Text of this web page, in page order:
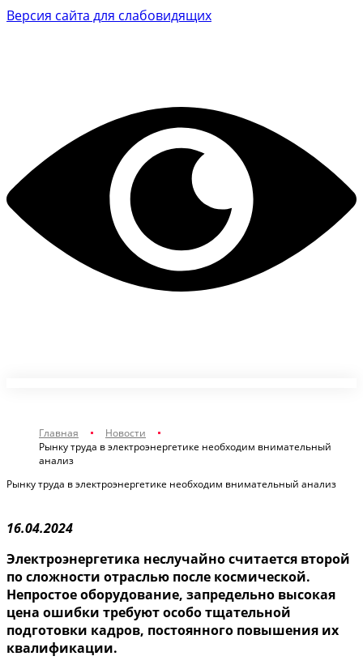
Версия сайта для слабовидящих
Главная
Новости
Рынку труда в электроэнергетике необходим внимательный
анализ
Рынку труда в электроэнергетике необходим внимательный анализ
16.04.2024
Электроэнергетика неслучайно считается второй
по сложности отраслью после космической.
Непростое оборудование, запредельно высокая
цена ошибки требуют особо тщательной
подготовки кадров, постоянного повышения их
квалификации.